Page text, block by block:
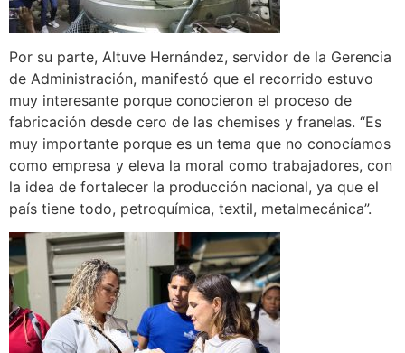
Por su parte, Altuve Hernández, servidor de la Gerencia
de Administración, manifestó que el recorrido estuvo
muy interesante porque conocieron el proceso de
fabricación desde cero de las chemises y franelas. “Es
muy importante porque es un tema que no conocíamos
como empresa y eleva la moral como trabajadores, con
la idea de fortalecer la producción nacional, ya que el
país tiene todo, petroquímica, textil, metalmecánica”.